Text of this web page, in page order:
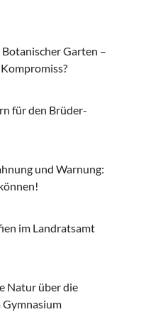
Garten –
für den Brüder-
und Warnung:
im Landratsamt
Natur über die
Gymnasium